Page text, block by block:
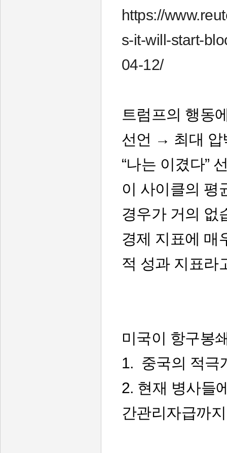
https://
s-it-will-start-
04-12/
트럼프의 행동
선언 → 최대
“나는 이겼다”
이 사이클의 평
경우가 거의 없
경제 지표에 매
적 성과 지표라
미국이 항구봉
1. 중국의 적극
2. 현재 병사들
간관리자급까